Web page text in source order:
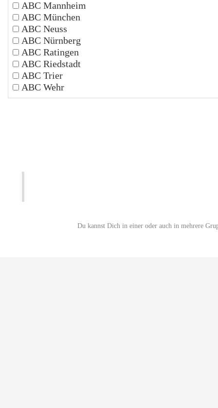
ABC Mannheim
ABC München
ABC Neuss
ABC Nürnberg
ABC Ratingen
ABC Riedstadt
ABC Trier
ABC Wehr
Du kannst Dich in einer oder auch in mehrere